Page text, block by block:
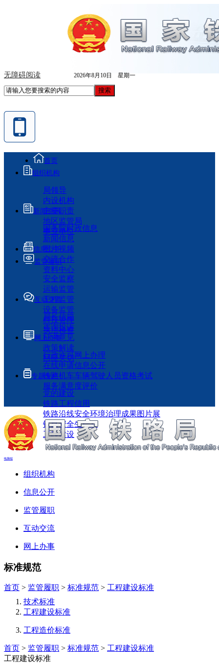
无障碍阅读 2026年8月10日 星期一
首页
组织机构
局领导
内设机构
主要职责
地区监管局
事业单位
新闻资讯
国务院时政信息
新闻信息
图片视频
交流合作
资料中心
信息公开
监管履职
安全监察
运输监管
工程监管
设备监管
科技管理
执法检查
互动交流
局长信箱
咨询投诉
征求意见
政策解读
回应关切
网上办事
行政许可网上办理
在线申请信息公开
铁路机车车辆驾驶人员资格考试
服务满意度评价
专题专栏
党的建设
铁路工程信用
铁路沿线安全环境治理成果图片展
铁路安全生产月
工程建设
电脑端
组织机构
信息公开
监管履职
互动交流
网上办事
标准规范
首页 > 监管履职 > 标准规范 > 工程建设标准
技术标准
工程建设标准
工程造价标准
首页 > 监管履职 > 标准规范 > 工程建设标准
工程建设标准